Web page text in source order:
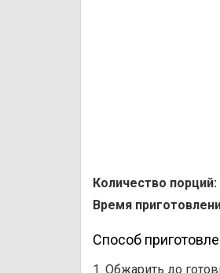
Количество порций:
Время
Способ
1. Обжарить до